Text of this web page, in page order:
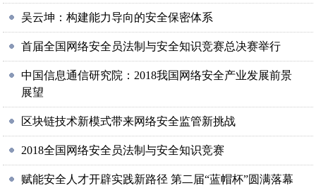
吴云坤：构建能力导向的安全保密体系
首届全国网络安全员法制与安全知识竞赛总决赛举行
中国信息通信研究院：2018我国网络安全产业发展前景
展望
区块链技术新模式带来网络安全监管新挑战
2018全国网络安全员法制与安全知识竞赛
赋能安全人才开辟实践新路径 第二届“蓝帽杯”圆满落幕